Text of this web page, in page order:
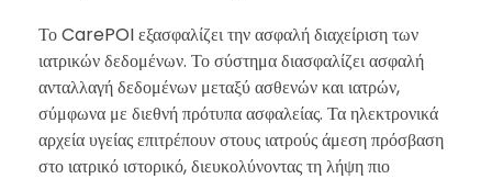
Το CarePOI εξασφαλίζει την ασφαλή διαχείριση των
ιατρικών δεδομένων. Το σύστημα διασφαλίζει ασφαλή
ανταλλαγή δεδομένων μεταξύ ασθενών και ιατρών,
σύμφωνα με διεθνή πρότυπα ασφαλείας. Τα ηλεκτρονικά
αρχεία υγείας επιτρέπουν στους ιατρούς άμεση πρόσβαση
στο ιατρικό ιστορικό, διευκολύνοντας τη λήψη πιο